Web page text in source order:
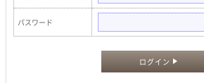
パスワード
ログイン